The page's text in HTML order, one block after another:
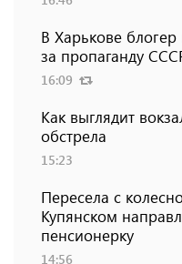
В Харькове
за пропаганду
16:09
Как выглядит
обстрела
15:23
Пересела с
Купянском
пенсионерку
14:56